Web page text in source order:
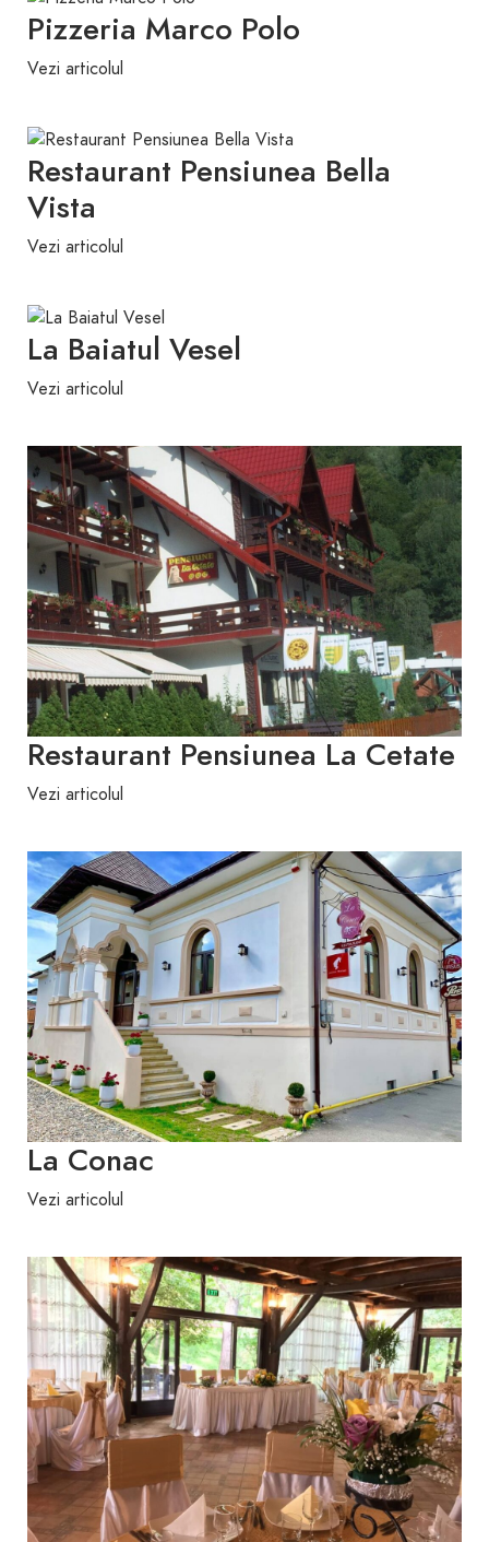
Pizzeria Marco Polo
Vezi articolul
Restaurant Pensiunea Bella
Vista
Vezi articolul
La Baiatul Vesel
Vezi articolul
Restaurant Pensiunea La Cetate
Vezi articolul
La Conac
Vezi articolul